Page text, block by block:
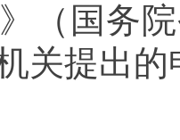
（国务
关提出的